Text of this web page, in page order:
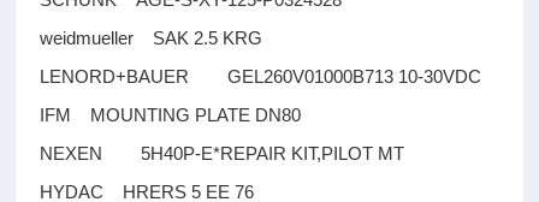
weidmueller SAK 2.5 KRG
LENORD+BAUER GEL260V01000B713 10-30VDC
IFM MOUNTING PLATE DN80
NEXEN 5H40P-E*REPAIR KIT,PILOT MT
HYDAC HRERS 5 EE 76